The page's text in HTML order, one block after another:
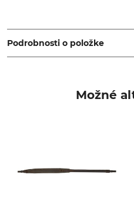
www.grube.de
Podrobnosti o položke
Možné